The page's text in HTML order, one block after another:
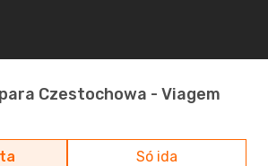
Czestochowa - Viagem
Só ida